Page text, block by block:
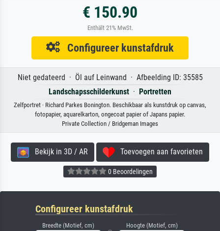
€ 150.90
Enthält 21% MwSt.
Configureer kunstafdruk
Niet gedateerd · Öl auf Leinwand · Afbeelding ID: 35585
Landschapsschilderkunst · Portretten
Zelfportret · Richard Parkes Bonington. Beschikbaar als kunstdruk op canvas,
fotopapier, aquarelkarton, ongecoat papier of Japans papier.
Private Collection / Bridgeman Images
Bekijk in 3D / AR Toevoegen aan favorieten
0 Beoordelingen
Configureer kunstafdruk
Breedte (Motief, cm) Hoogte (Motief, cm)